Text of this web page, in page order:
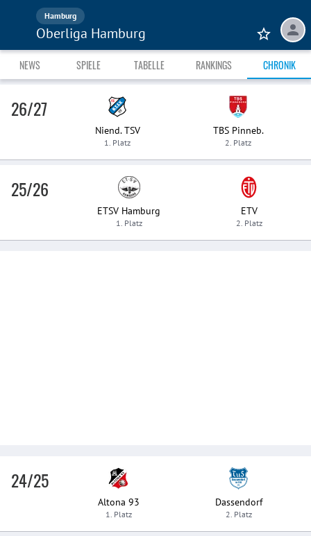
Hamburg
Oberliga Hamburg
NEWS SPIELE TABELLE RANKINGS CHRONIK
26/27
Niend. TSV
1. Platz
TBS Pinneb.
2. Platz
25/26
ETSV Hamburg
1. Platz
ETV
2. Platz
24/25
Altona 93
1. Platz
Dassendorf
2. Platz